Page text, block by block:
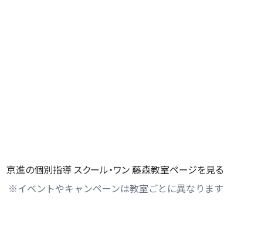
京進の個別指導 スクール・ワン 藤森教室ページを見る
※イベントやキャンペーンは教室ごとに異なります